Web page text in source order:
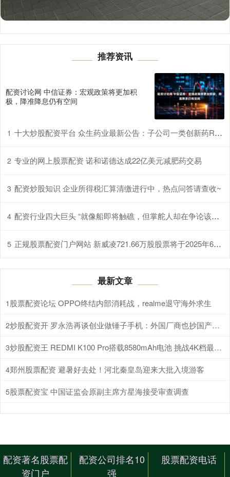
推荐资讯
配资讨论网 中信证券：宏观政策将更加积
极，降准降息仍有空间
1 十大炒股配资平台 众生药业最新公告：子公司一类创新药RAY1225注射液两项降糖III期临床试验获伦理批件
2 专业的网上股票配资 诺和诺德达成22亿美元减肥药交易
3 配资炒股知识 企业所得税汇算清缴进行中，热点问答请查收~
4 配资行业四大巨头 “就像船即将触礁，但掌舵人却在争论该往哪个方向转弯”，投资者质疑特朗普减税法案加剧债务_美国国会_联邦赤字
5 正规股票配资门户网站 新威凌721.66万股股票将于2025年6月5日解禁
最新文章
1 股票配资论坛 OPPO终结内部消耗战，realme退守海外求生
2 炒股配资开 罗永浩再谈创业做锤子手机：外国厂商也抄国产手机
3 炒股配资王 REDMI K100 Pro搭载8580mAh电池 挑战4K档最强续航
4郑州股票配资 避暑好去处！河北秦皇岛迎来大批入境游客
5股票配资宝 中国证监会原副主席方星海接受审查调查
配资著名股票配
资门户
配资公司排名10
强
股票配资电话